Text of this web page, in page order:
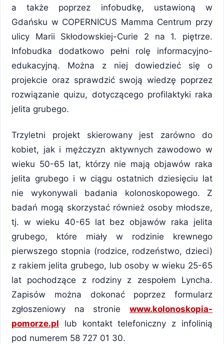
a także poprzez infobudkę, ustawioną w
Gdańsku w COPERNICUS Mamma Centrum przy
ulicy Marii Skłodowskiej-Curie 2 na 1. piętrze.
Infobudka dodatkowo pełni rolę informacyjno-
edukacyjną. Można z niej dowiedzieć się o
projekcie oraz sprawdzić swoją wiedzę poprzez
rozwiązanie quizu, dotyczącego profilaktyki raka
jelita grubego.
Trzyletni projekt skierowany jest zarówno do
kobiet, jak i mężczyzn aktywnych zawodowo w
wieku 50-65 lat, którzy nie mają objawów raka
jelita grubego i w ciągu ostatnich dziesięciu lat
nie wykonywali badania kolonoskopowego. Z
badań mogą skorzystać również osoby młodsze,
tj. w wieku 40-65 lat bez objawów raka jelita
grubego, które miały w rodzinie krewnego
pierwszego stopnia (rodzice, rodzeństwo, dzieci)
z rakiem jelita grubego, lub osoby w wieku 25-65
lat pochodzące z rodziny z zespołem Lyncha.
Zapisów można dokonać poprzez formularz
zgłoszeniowy na stronie www.kolonoskopia-
pomorze.pl lub kontakt telefoniczny z infolinią
pod numerem 58 727 01 30.